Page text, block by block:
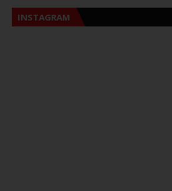
INSTAGRAM